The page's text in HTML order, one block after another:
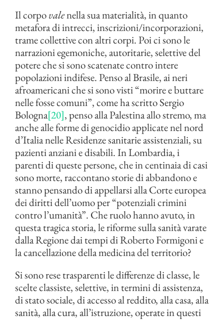
Il corpovalenella sua materialità, in quanto
metafora di intrecci, inscrizioni/incorporazioni,
trame collettive con altri corpi. Poi ci sono le
narrazioni egemoniche, autoritarie, selettive del
potere che si sono scatenate contro intere
popolazioni indifese. Penso al Brasile, ai neri
afroamericani che si sono visti “morire e buttare
nelle fosse comuni”, come ha scritto Sergio
Bologna[20], penso alla Palestina allo stremo, ma
anche alle forme di genocidio applicate nel nord
d’Italia nelle Residenze sanitarie assistenziali, su
pazienti anziani e disabili. In Lombardia, i
parenti di queste persone, che in centinaia di casi
sono morte, raccontano storie di abbandono e
stanno pensando di appellarsi alla Corte europea
dei diritti dell’uomo per “potenziali crimini
contro l’umanità”. Che ruolo hanno avuto, in
questa tragica storia, le riforme sulla sanità varate
dalla Regione dai tempi di Roberto Formigoni e
la cancellazione della medicina del territorio?
Si sono rese trasparenti le differenze di classe, le
scelte classiste, selettive, in termini di assistenza,
di stato sociale, di accesso al reddito, alla casa, alla
sanità, alla cura, all’istruzione, operate in questi